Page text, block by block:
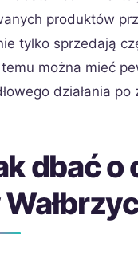
produktów
tylko sprzedają
można mieć
działania
dbać o